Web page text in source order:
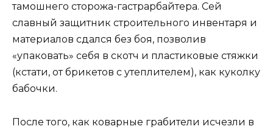
тамошнего сторожа-гастрарбайтера. Сей
славный защитник строительного инвентаря и
материалов сдался без боя, позволив
«упаковать» себя в скотч и пластиковые стяжки
(кстати, от брикетов с утеплителем), как куколку
бабочки.
После того, как коварные грабители исчезли в